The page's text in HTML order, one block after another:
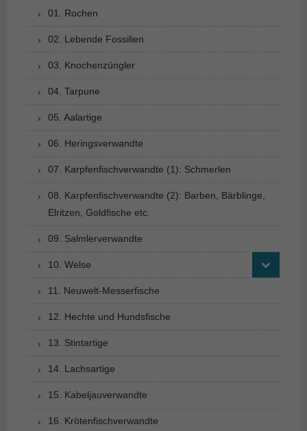
01. Rochen
02. Lebende Fossilien
03. Knochenzüngler
04. Tarpune
05. Aalartige
06. Heringsverwandte
07. Karpfenfischverwandte (1): Schmerlen
08. Karpfenfischverwandte (2): Barben, Bärblinge,
Elritzen, Goldfische etc.
09. Salmlerverwandte
10. Welse
11. Neuwelt-Messerfische
12. Hechte und Hundsfische
13. Stintartige
14. Lachsartige
15. Kabeljauverwandte
16. Krötenfischverwandte